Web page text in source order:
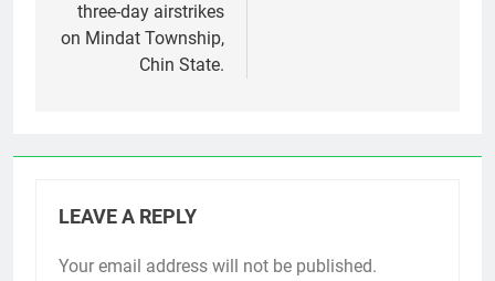
three-day airstrikes
on Mindat Township,
Chin State.
LEAVE A REPLY
Your email address will not be published.